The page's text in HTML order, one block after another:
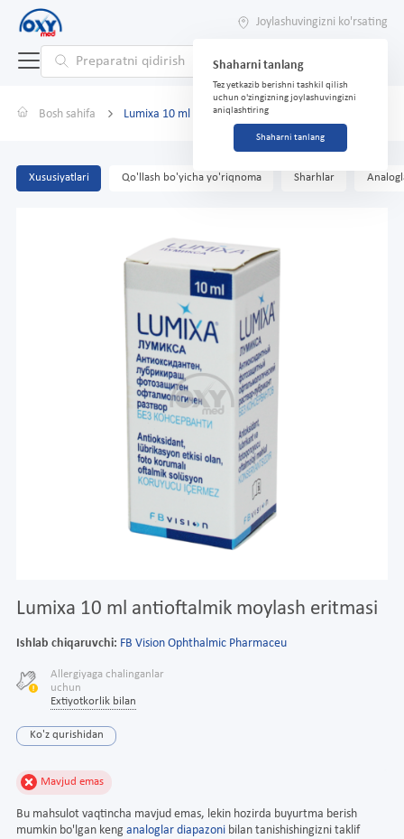
Joylashuvingizni ko'rsating
Shaharni tanlang
Tez yetkazib berishni tashkil qilish
uchun o'zingizning joylashuvingizni
aniqlashtiring
Shaharni tanlang
Bosh sahifa Lumixa 10 ml antioftalmik moylash eritmasi
Xususiyatlari Qo'llash bo'yicha yo'riqnoma Sharhlar
Lumixa 10 ml antioftalmik moylash eritmasi
Ishlab chiqaruvchi: FB Vision Ophthalmic Pharmaceu
Allergiyaga chalinganlar
uchun
Extiyotkorlik bilan
Ko'z qurishidan
Mavjud emas
Bu mahsulot vaqtincha mavjud emas, lekin hozirda buyurtma berish
mumkin bo'lgan keng analoglar diapazoni bilan tanishishingizni taklif